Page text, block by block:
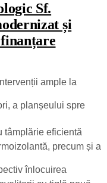
Sf.
și
ample la
a planșeului spre
tâmplărie eficientă
precum și a
înlocuirea